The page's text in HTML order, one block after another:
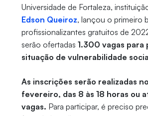
Universidade de Fortaleza,
Edson Queiroz, lançou o primeiro
profissionalizantes gratuitos de
serão ofertadas 1.300 vagas para
situação de vulnerabilidade
As inscrições serão realizadas
fevereiro, das 8 às 18 horas ou
vagas. Para participar, é preciso